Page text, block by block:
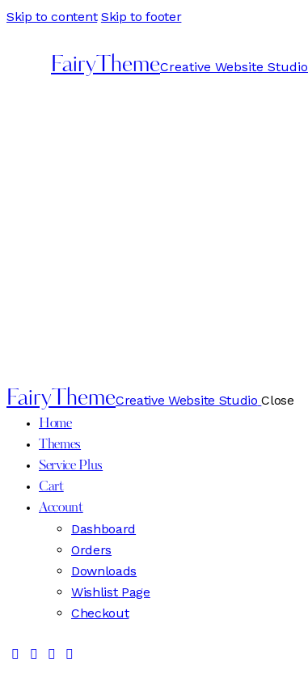
Skip to content Skip to footer
FairyThemeCreative Website Studio
FairyThemeCreative Website Studio Close
Home
Themes
Service Plus
Cart
Account
Dashboard
Orders
Downloads
Wishlist Page
Checkout